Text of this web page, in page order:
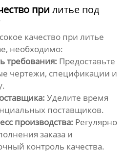
прилитье под
качество прилитье
, необходимо:
требования: Предоставьте
чертежи, спецификации и
Уделите время
поставщиков.
производства: Регулярно
заказа и
контроль качества.